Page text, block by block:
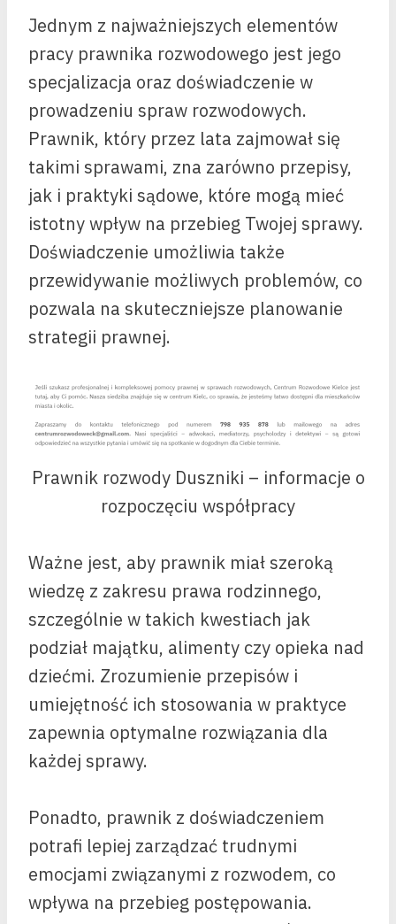
Jednym z najważniejszych elementów
pracy prawnika rozwodowego jest jego
specjalizacja oraz doświadczenie w
prowadzeniu spraw rozwodowych.
Prawnik, który przez lata zajmował się
takimi sprawami, zna zarówno przepisy,
jak i praktyki sądowe, które mogą mieć
istotny wpływ na przebieg Twojej sprawy.
Doświadczenie umożliwia także
przewidywanie możliwych problemów, co
pozwala na skuteczniejsze planowanie
strategii prawnej.
Prawnik rozwody Duszniki – informacje o
rozpoczęciu współpracy
Ważne jest, aby prawnik miał szeroką
wiedzę z zakresu prawa rodzinnego,
szczególnie w takich kwestiach jak
podział majątku, alimenty czy opieka nad
dziećmi. Zrozumienie przepisów i
umiejętność ich stosowania w praktyce
zapewnia optymalne rozwiązania dla
każdej sprawy.
Ponadto, prawnik z doświadczeniem
potrafi lepiej zarządzać trudnymi
emocjami związanymi z rozwodem, co
wpływa na przebieg postępowania.